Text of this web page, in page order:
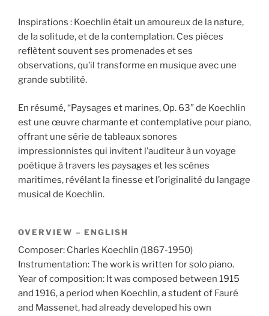
Inspirations : Koechlin était un amoureux de la nature,
de la solitude, et de la contemplation. Ces pièces
reflètent souvent ses promenades et ses
observations, qu’il transforme en musique avec une
grande subtilité.
En résumé, “Paysages et marines, Op. 63” de Koechlin
est une œuvre charmante et contemplative pour piano,
offrant une série de tableaux sonores
impressionnistes qui invitent l’auditeur à un voyage
poétique à travers les paysages et les scènes
maritimes, révélant la finesse et l’originalité du langage
musical de Koechlin.
OVERVIEW – ENGLISH
Composer: Charles Koechlin (1867-1950)
Instrumentation: The work is written for solo piano.
Year of composition: It was composed between 1915
and 1916, a period when Koechlin, a student of Fauré
and Massenet, had already developed his own